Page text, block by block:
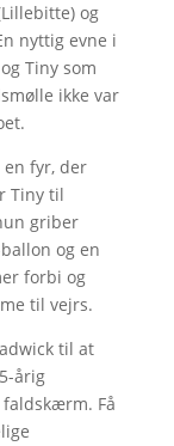
og
nyttig evne i
Tiny som
ikke var
fyr, der
Tiny til
griber
og en
forbi og
til vejrs.
til at
årig
Få